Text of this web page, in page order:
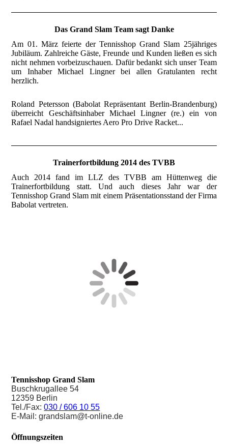
Das Grand Slam Team sagt Danke
Am 01. März feierte der Tennisshop Grand Slam 25jähriges
Jubiläum. Zahlreiche Gäste, Freunde und Kunden ließen es sich
nicht nehmen vorbeizuschauen. Dafür bedankt sich unser Team
um Inhaber Michael Lingner bei allen Gratulanten recht
herzlich.
Roland Petersson (Babolat Repräsentant Berlin-Brandenburg)
überreicht Geschäftsinhaber Michael Lingner (re.) ein von
Rafael Nadal handsigniertes Aero Pro Drive Racket...
Trainerfortbildung 2014 des TVBB
Auch 2014 fand im LLZ des TVBB am Hüttenweg die
Trainerfortbildung statt. Und auch dieses Jahr war der
Tennisshop Grand Slam mit einem Präsentationsstand der Firma
Babolat vertreten.
Tennisshop Grand Slam
Buschkrugallee 54
12359 Berlin
Tel./Fax:030 / 606 10 55
E-Mail: grandslam@t-online.de
Öffnungszeiten